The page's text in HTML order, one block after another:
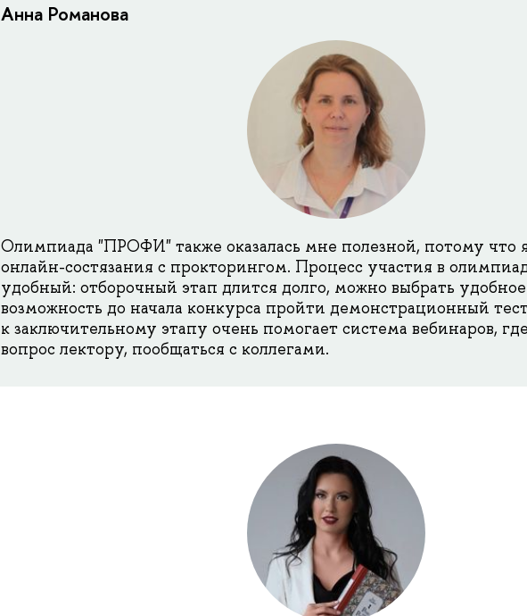
Анна Романова
Олимпиада "ПРОФИ" также оказалась мне полезной, потому что
онлайн-состязания с прокторингом. Процесс участия в
удобный: отборочный этап длится долго, можно выбрать удобное
возможность до начала конкурса пройти демонстрационный
к заключительному этапу очень помогает система вебинаров,
вопрос лектору, пообщаться с коллегами.